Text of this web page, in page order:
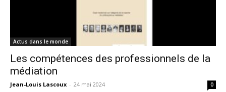
Actus dans le monde
Les compétences des professionnels de la
médiation
Jean-Louis Lascoux - 24 mai 2024 0